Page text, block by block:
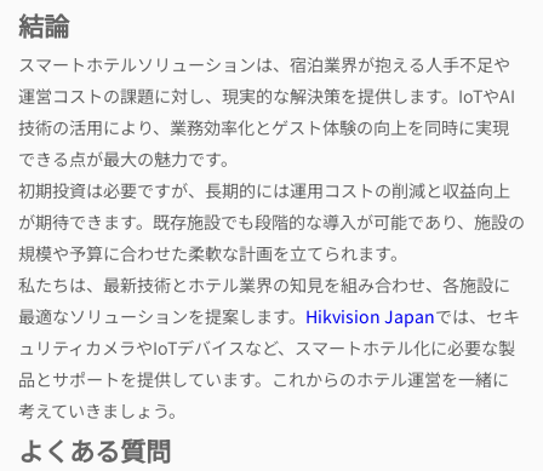
結論
スマートホテルソリューションは、宿泊業界が抱える人手不足や
運営コストの課題に対し、現実的な解決策を提供します。IoTやAI
技術の活用により、業務効率化とゲスト体験の向上を同時に実現
できる点が最大の魅力です。
初期投資は必要ですが、長期的には運用コストの削減と収益向上
が期待できます。既存施設でも段階的な導入が可能であり、施設の
規模や予算に合わせた柔軟な計画を立てられます。
私たちは、最新技術とホテル業界の知見を組み合わせ、各施設に
最適なソリューションを提案します。 Hikvision Japanでは、セキ
ュリティカメラやIoTデバイスなど、スマートホテル化に必要な製
品とサポートを提供しています。これからのホテル運営を一緒に
考えていきましょう。
よくある質問